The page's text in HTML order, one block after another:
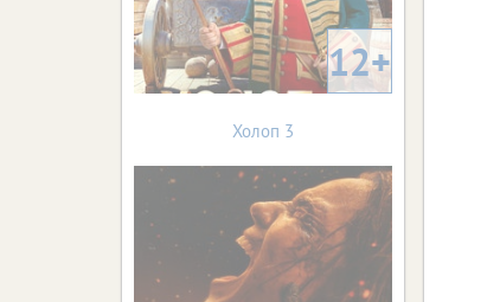
12+
Холоп 3